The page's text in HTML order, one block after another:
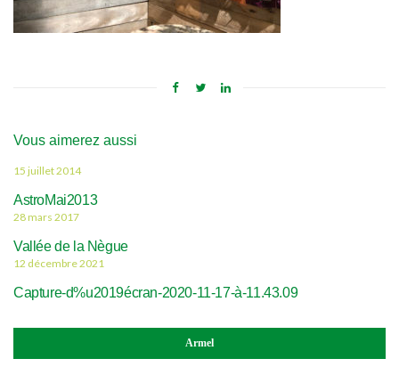
Vous aimerez aussi
15 juillet 2014
AstroMai2013
28 mars 2017
Vallée de la Nègue
12 décembre 2021
Capture-d%u2019écran-2020-11-17-à-11.43.09
Armel